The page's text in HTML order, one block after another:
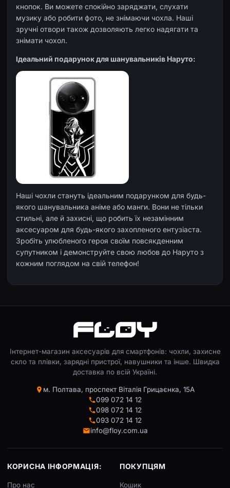
кнопок. Ви можете спокійно заряджати, слухати
музику або робити фото, не знімаючи чохла. Наші
зручні отвори також дозволяють легко надягати та
знімати чохол.
Ідеальний подарунок для шанувальників Наруто:
Наші чохли стануть ідеальним подарунком для будь-
якого шанувальника аніме або манги. Вони не тільки
стильні, але й захисні, що робить їх незамінним
аксесуаром для будь-якого захопленого ентузіаста.
Зробіть улюбленого героя своїм повсякденним
супутником і демонструйте свою любов до Наруто з
кожним поглядом на свій телефон!
Інтернет-магазин аксесуарів для смартфонів: чохли, захисне
скло та плівки, зарядні пристрої, навушники та інше. Швидка
доставка по всій Україні.
м. Полтава, проспект Віталія Грицаєнка, 15А
099 072 14 12
098 072 14 12
093 072 14 12
info@floy.com.ua
КОРИСНА ІНФОРМАЦІЯ:
Про нас
ПОКУПЦЯМ
Кошик